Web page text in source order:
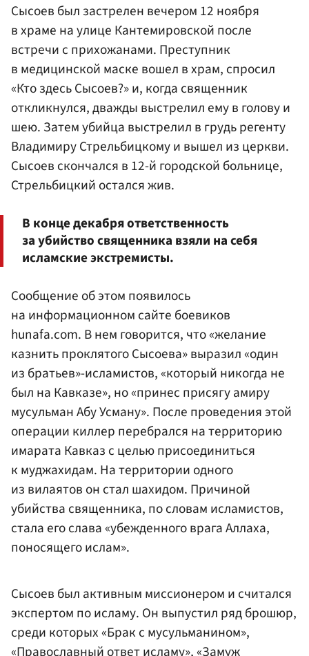
Сысоев был застрелен вечером 12 ноября
в храме на улице Кантемировской после
встречи с прихожанами. Преступник
в медицинской маске вошел в храм, спросил
«Кто здесь Сысоев?» и, когда священник
откликнулся, дважды выстрелил ему в голову и
шею. Затем убийца выстрелил в грудь регенту
Владимиру Стрельбицкому и вышел из церкви.
Сысоев скончался в 12-й городской больнице,
Стрельбицкий остался жив.
В конце декабря ответственность
за убийство священника взяли на себя
исламские экстремисты.
Сообщение об этом появилось
на информационном сайте боевиков
hunafa.com. В нем говорится, что «желание
казнить проклятого Сысоева» выразил «один
из братьев»-исламистов, «который никогда не
был на Кавказе», но «принес присягу амиру
мусульман Абу Усману». После проведения этой
операции киллер перебрался на территорию
имарата Кавказ с целью присоединиться
к муджахидам. На территории одного
из вилаятов он стал шахидом. Причиной
убийства священника, по словам исламистов,
стала его слава «убежденного врага Аллаха,
поносящего ислам».
Сысоев был активным миссионером и считался
экспертом по исламу. Он выпустил ряд брошюр,
среди которых «Брак с мусульманином»,
«Православный ответ исламу», «Замуж